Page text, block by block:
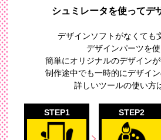
シュミレータを使ってデ
デザインソフトがなくても
デザインパーツを
簡単にオリジナルのデザイン
制作途中でも一時的にデザイン
詳しいツールの使い方
STEP1 STEP2